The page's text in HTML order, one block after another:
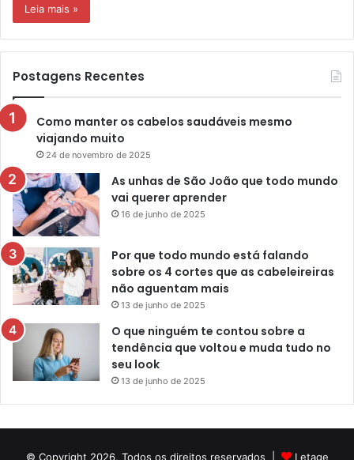
Leia mais »
Postagens Recentes
Como manter os cabelos saudáveis mesmo
viajando muito
24 de novembro de 2025
As unhas de São João que todo mundo
vai querer aprender
16 de junho de 2025
Por que todo mundo está falando
sobre os 4 cortes que as cabeleireiras
não aguentam mais
13 de junho de 2025
O que ninguém te contou sobre a
tendência que voltou e muda tudo no
seu look
13 de junho de 2025
© Copyright 2026, Todos os direitos reservados | Letage